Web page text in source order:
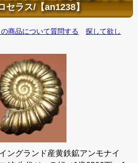
セラス/【an1238】
の商品について質問する
探して欲し
ングランド産黄鉄鉱アンモナイ